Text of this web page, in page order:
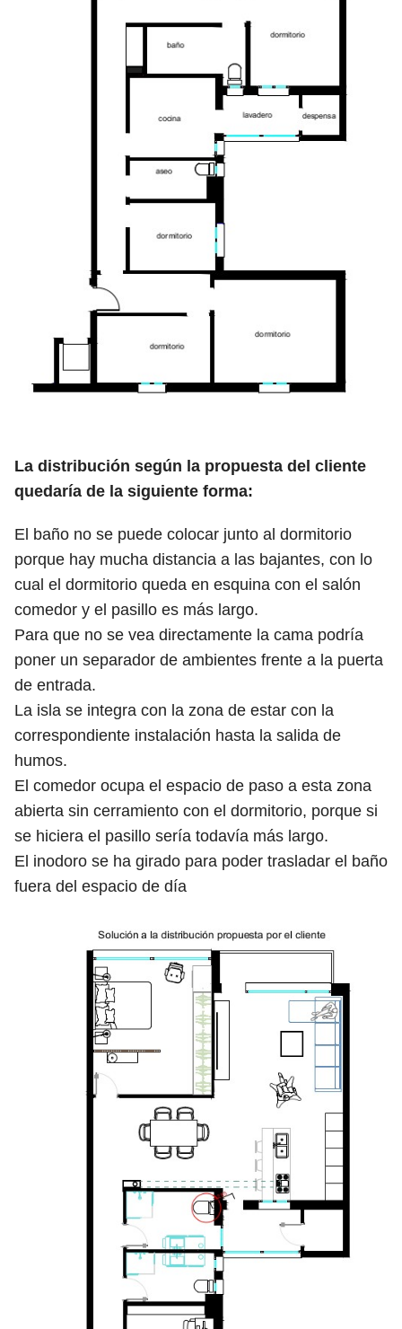
La distribución según la propuesta del cliente
quedaría de la siguiente forma:
El baño no se puede colocar junto al dormitorio
porque hay mucha distancia a las bajantes, con lo
cual el dormitorio queda en esquina con el salón
comedor y el pasillo es más largo.
Para que no se vea directamente la cama podría
poner un separador de ambientes frente a la puerta
de entrada.
La isla se integra con la zona de estar con la
correspondiente instalación hasta la salida de
humos.
El comedor ocupa el espacio de paso a esta zona
abierta sin cerramiento con el dormitorio, porque si
se hiciera el pasillo sería todavía más largo.
El inodoro se ha girado para poder trasladar el baño
fuera del espacio de día